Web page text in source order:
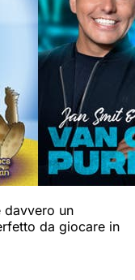
davvero un
da giocare in